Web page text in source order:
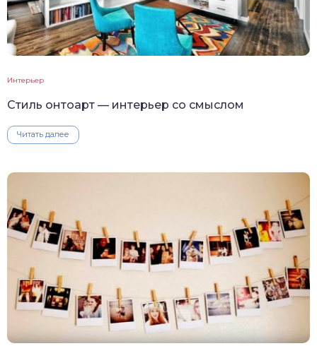
Интерьер
Стиль онтоарт — интерьер со смыслом
Читать далее